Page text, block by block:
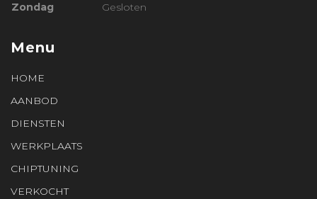
Zondag
Gesloten
Menu
HOME
AANBOD
DIENSTEN
WERKPLAATS
CHIPTUNING
VERKOCHT